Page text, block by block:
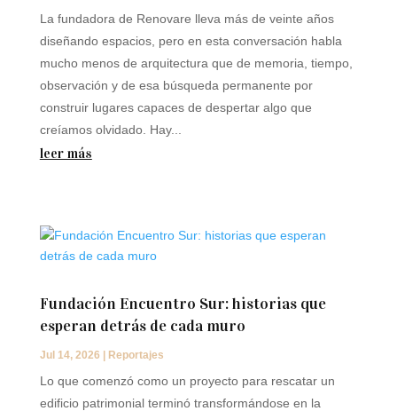
La fundadora de Renovare lleva más de veinte años
diseñando espacios, pero en esta conversación habla
mucho menos de arquitectura que de memoria, tiempo,
observación y de esa búsqueda permanente por
construir lugares capaces de despertar algo que
creíamos olvidado. Hay...
leer más
Fundación Encuentro Sur: historias que
esperan detrás de cada muro
Jul 14, 2026 | Reportajes
Lo que comenzó como un proyecto para rescatar un
edificio patrimonial terminó transformándose en la